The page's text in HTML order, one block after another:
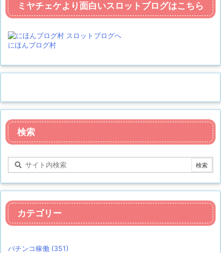
ミヤチェケより面白いスロットブログはこちら
にほんブログ村
検索
カテゴリー
パチンコ稼働 (351)